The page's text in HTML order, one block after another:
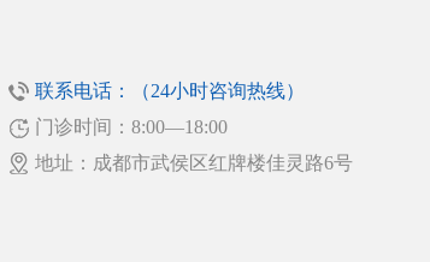
联系电话：（24小时咨询热线）
门诊时间：8:00—18:00
地址：成都市武侯区红牌楼佳灵路6号